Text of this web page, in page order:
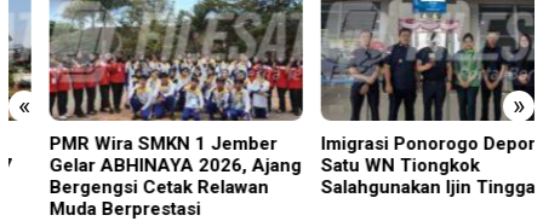
« »
PMR Wira SMKN 1 Jember
Gelar ABHINAYA 2026, Ajang
Bergengsi Cetak Relawan
Muda Berprestasi
Imigrasi Ponorogo Deportasi
Satu WN Tiongkok
Salahgunakan Ijin Tinggal